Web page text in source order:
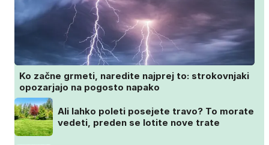
Ko začne grmeti, naredite najprej to: strokovnjaki
opozarjajo na pogosto napako
Ali lahko poleti posejete travo? To morate
vedeti, preden se lotite nove trate